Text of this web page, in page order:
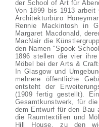
der School of Art für
Von 1899 bis 1913 arbeit
Architekturbüro
Rennie Mackintosh in
Margaret Macdonald,
MacNair die
den Namen "Spook
1896 stellen die vier ihre
Möbel bei der Arts &
In Glasgow und
mehrere öffentliche
entsteht der
(1909 fertig gestellt).
Gesamtkunstwerk, für
dem Entwurf für den Bau
die Raumtextilien und
Hill House, zu den